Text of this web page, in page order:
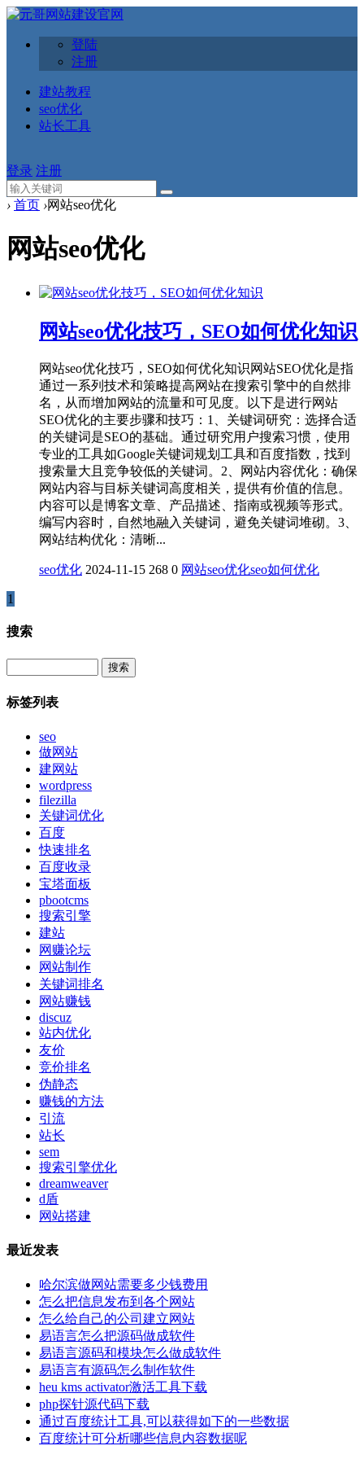
登陆
注册
建站教程
seo优化
站长工具
登录 注册
› 首页 ›网站seo优化
网站seo优化
网站seo优化技巧，SEO如何优化知识
网站seo优化技巧，SEO如何优化知识网站SEO优化是指
通过一系列技术和策略提高网站在搜索引擎中的自然排
名，从而增加网站的流量和可见度。以下是进行网站
SEO优化的主要步骤和技巧：1、关键词研究：选择合适
的关键词是SEO的基础。通过研究用户搜索习惯，使用
专业的工具如Google关键词规划工具和百度指数，找到
搜索量大且竞争较低的关键词。2、网站内容优化：确保
网站内容与目标关键词高度相关，提供有价值的信息。
内容可以是博客文章、产品描述、指南或视频等形式。
编写内容时，自然地融入关键词，避免关键词堆砌。3、
网站结构优化：清晰...
seo优化 2024-11-15 268 0 网站seo优化seo如何优化
1
搜索
标签列表
seo
做网站
建网站
wordpress
filezilla
关键词优化
百度
快速排名
百度收录
宝塔面板
pbootcms
搜索引擎
建站
网赚论坛
网站制作
关键词排名
网站赚钱
discuz
站内优化
友价
竞价排名
伪静态
赚钱的方法
引流
站长
sem
搜索引擎优化
dreamweaver
d盾
网站搭建
最近发表
哈尔滨做网站需要多少钱费用
怎么把信息发布到各个网站
怎么给自己的公司建立网站
易语言怎么把源码做成软件
易语言源码和模块怎么做成软件
易语言有源码怎么制作软件
heu kms activator激活工具下载
php探针源代码下载
通过百度统计工具,可以获得如下的一些数据
百度统计可分析哪些信息内容数据呢